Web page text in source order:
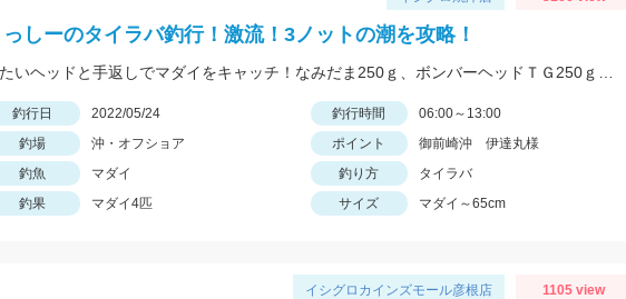
っしーのタイラバ釣行！激流！3ノットの潮を攻略！
釣行日 2022/05/24 釣行時間
06:00～13:00
釣場
沖・オフショア ポイント
御前崎沖 伊達丸様
釣魚
マダイ 釣り方
タイラバ
釣果
マダイ4匹 サイズ マダイ～65cm
イシグロカインズモール彦根店 1105 view